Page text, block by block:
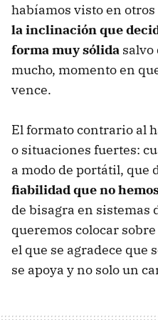
habíamos visto en
la inclinación que
forma muy sólida salvo
mucho, momento en
vence.
El formato contrario al
o situaciones fuertes:
a modo de portátil, que
fiabilidad que no
de bisagra en sistemas
queremos colocar
el que se agradece que
se apoya y no solo un